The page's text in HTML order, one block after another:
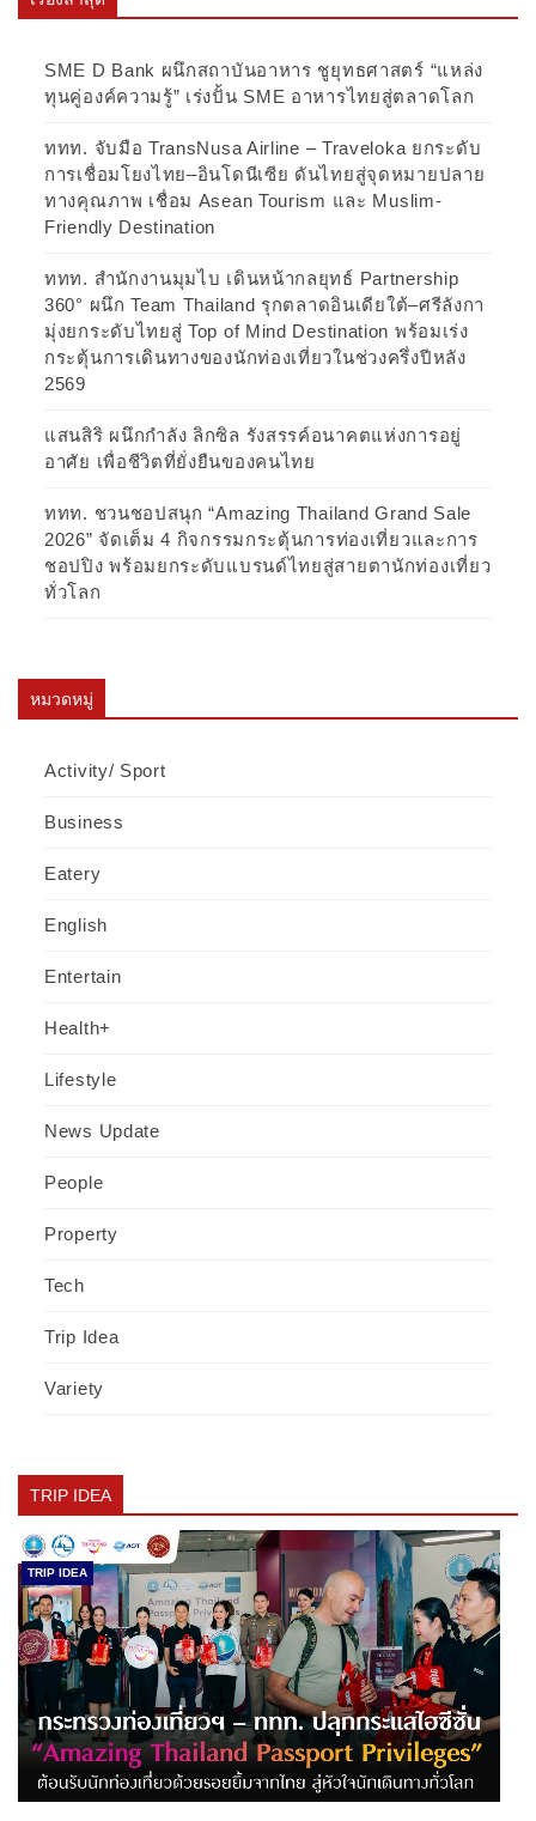
SME D Bank ผนึกสถาบันอาหาร ชูยุทธศาสตร์ “แหล่ง
ทุนคู่องค์ความรู้” เร่งปั้น SME อาหารไทยสู่ตลาดโลก
ททท. จับมือ TransNusa Airline – Traveloka ยกระดับ
การเชื่อมโยงไทย–อินโดนีเซีย ดันไทยสู่จุดหมายปลาย
ทางคุณภาพ เชื่อม Asean Tourism และ Muslim-
Friendly Destination
ททท. สำนักงานมุมไบ เดินหน้ากลยุทธ์ Partnership
360° ผนึก Team Thailand รุกตลาดอินเดียใต้–ศรีลังกา
มุ่งยกระดับไทยสู่ Top of Mind Destination พร้อมเร่ง
กระตุ้นการเดินทางของนักท่องเที่ยวในช่วงครึ่งปีหลัง
2569
แสนสิริ ผนึกกำลัง ลิกซิล รังสรรค์อนาคตแห่งการอยู่
อาศัย เพื่อชีวิตที่ยั่งยืนของคนไทย
ททท. ชวนชอปสนุก “Amazing Thailand Grand Sale
2026” จัดเต็ม 4 กิจกรรมกระตุ้นการท่องเที่ยวและการ
ชอปปิง พร้อมยกระดับแบรนด์ไทยสู่สายตานักท่องเที่ยว
ทั่วโลก
หมวดหมู่
Activity/ Sport
Business
Eatery
English
Entertain
Health+
Lifestyle
News Update
People
Property
Tech
Trip Idea
Variety
TRIP IDEA
TRIP IDEA